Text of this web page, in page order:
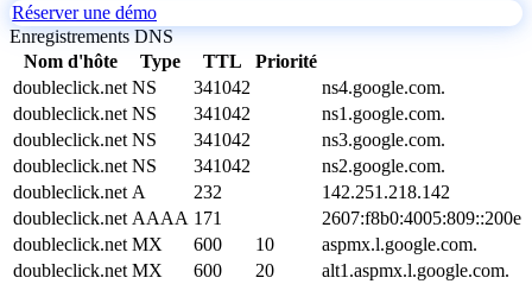
Réserver une démo
Enregistrements DNS
Nom d'hôte
Type TTL
Priorité
doubleclick.net NS 341042
ns4.google.com.
doubleclick.net NS 341042
ns1.google.com.
doubleclick.net NS 341042
ns3.google.com.
doubleclick.net NS 341042
ns2.google.com.
doubleclick.net A 232
142.251.218.142
doubleclick.net AAAA 171
2607:f8b0:4005:809::200e
doubleclick.net MX 600 10
aspmx.l.google.com.
doubleclick.net MX 600 20
alt1.aspmx.l.google.com.